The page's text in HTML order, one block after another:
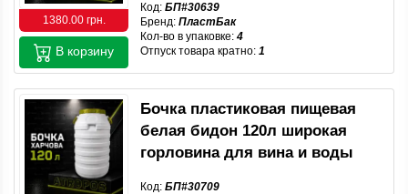
1380.00 грн.
Код: БП#30639
Бренд: ПластБак
Кол-во в упаковке: 4
Отпуск товара кратно: 1
В корзину
Бочка пластиковая пищевая
белая бидон 120л широкая
горловина для вина и воды
Код: БП#30709